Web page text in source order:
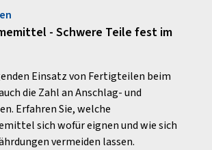
- Schwere Teile fest im
Einsatz von Fertigteilen beim
die Zahl an Anschlag- und
Erfahren Sie, welche
sich wofür eignen und wie sich
vermeiden lassen.